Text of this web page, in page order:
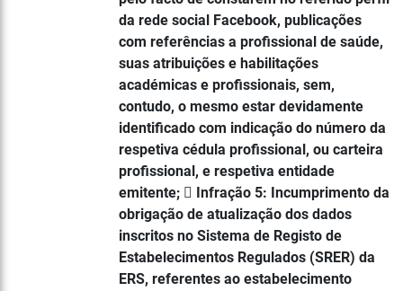
da rede social Facebook, publicações
com referências a profissional de saúde,
suas atribuições e habilitações
académicas e profissionais, sem,
contudo, o mesmo estar devidamente
identificado com indicação do número da
respetiva cédula profissional, ou carteira
profissional, e respetiva entidade
emitente;  Infração 5: Incumprimento da
obrigação de atualização dos dados
inscritos no Sistema de Registo de
Estabelecimentos Regulados (SRER) da
ERS, referentes ao estabelecimento